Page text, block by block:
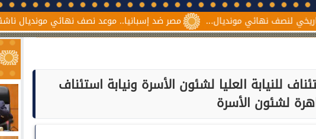
مصر ضد إسبانيا.. موعد نصف نهائي مونديال ناشئات كرة اليد مونديال...
للنيابة العليا لشئون الأسرة ونيابة استئناف
لشئون الأسرة